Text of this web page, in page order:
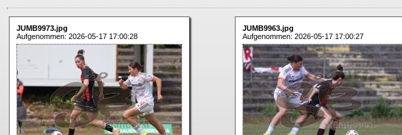
JUMB9973.jpg
Aufgenommen: 2026-05-17 17:00:28
JUMB9963.jpg
Aufgenommen: 2026-05-17 17:00:27